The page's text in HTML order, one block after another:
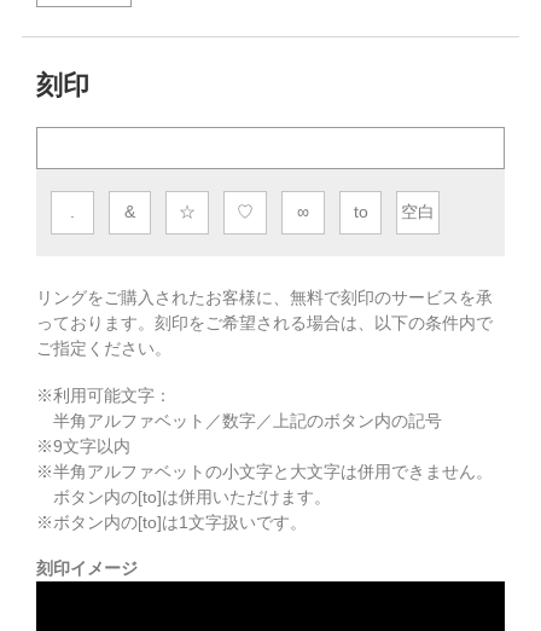
刻印
. & ☆ ♡ ∞ to 空白
リングをご購入されたお客様に、無料で刻印のサービスを承
っております。 刻印をご希望される場合は、以下の条件内で
ご指定ください。
※利用可能文字：
半角アルファベット／数字／上記のボタン内の記号
※9文字以内
※半角アルファベットの小文字と大文字は併用できません。
ボタン内の[to]は併用いただけます。
※ボタン内の[to]は1文字扱いです。
刻印イメージ